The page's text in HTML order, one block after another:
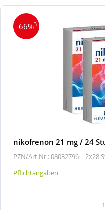
-66%3
nikofrenon 21 mg / 24
PZN/Art.Nr.: 08032796 | 2x28
Pflichtangaben